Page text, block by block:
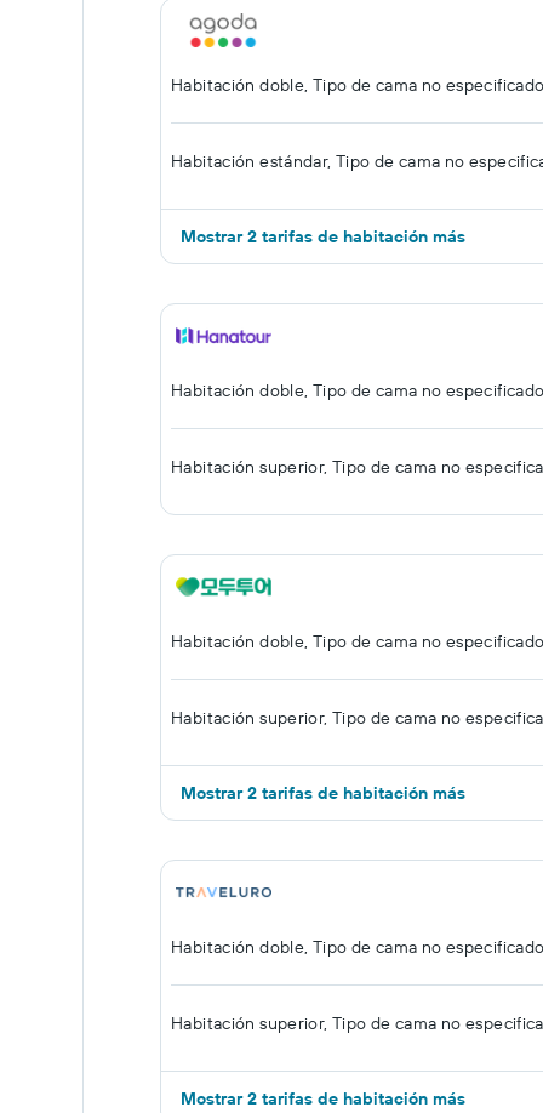
Habitación doble, Tipo de cama no especificado
Habitación estándar, Tipo de cama no
Mostrar 2 tarifas de habitación más
Habitación doble, Tipo de cama no especificado
Habitación superior, Tipo de cama no
Habitación doble, Tipo de cama no especificado
Habitación superior, Tipo de cama no
Mostrar 2 tarifas de habitación más
Habitación doble, Tipo de cama no especificado
Habitación superior, Tipo de cama no
Mostrar 2 tarifas de habitación más